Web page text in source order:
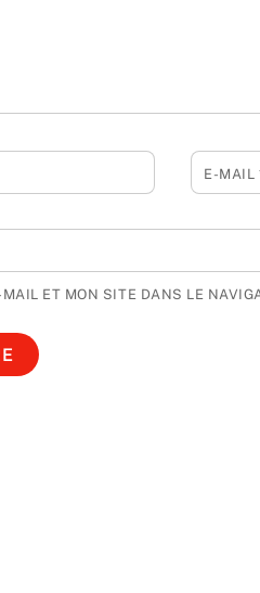
E-MAIL
ET MON SITE DANS LE